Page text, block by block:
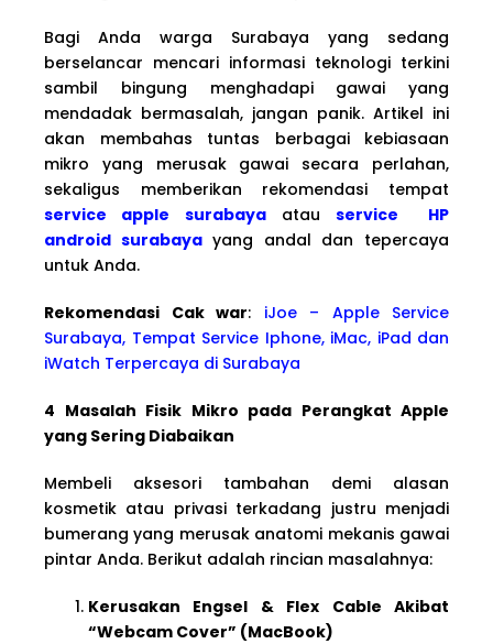
Bagi Anda warga Surabaya yang sedang
berselancar mencari informasi teknologi terkini
sambil bingung menghadapi gawai yang
mendadak bermasalah, jangan panik. Artikel ini
akan membahas tuntas berbagai kebiasaan
mikro yang merusak gawai secara perlahan,
sekaligus memberikan rekomendasi tempat
service apple surabayaatauservice HP
android surabayayang andal dan tepercaya
untuk Anda.
Rekomendasi Cak war: iJoe – Apple Service
Surabaya, Tempat Service Iphone, iMac, iPad dan
iWatch Terpercaya di Surabaya
4 Masalah Fisik Mikro pada Perangkat Apple
yang Sering Diabaikan
Membeli aksesori tambahan demi alasan
kosmetik atau privasi terkadang justru menjadi
bumerang yang merusak anatomi mekanis gawai
pintar Anda. Berikut adalah rincian masalahnya:
Kerusakan Engsel & Flex Cable Akibat
“Webcam Cover” (MacBook)